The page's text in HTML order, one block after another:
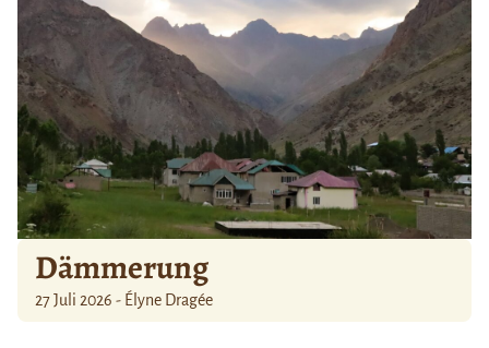
Dämmerung
27 Juli 2026 - Élyne Dragée